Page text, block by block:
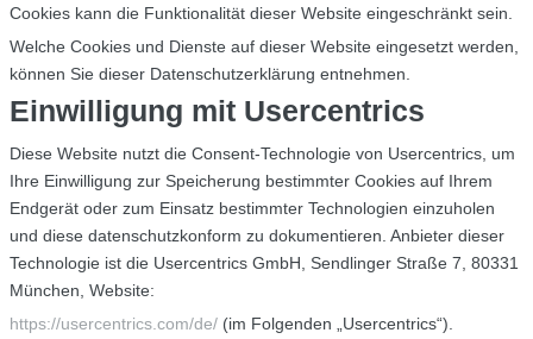
Cookies kann die Funktionalität dieser Website eingeschränkt sein.
Welche Cookies und Dienste auf dieser Website eingesetzt werden,
können Sie dieser Datenschutzerklärung entnehmen.
Einwilligung mit Usercentrics
Diese Website nutzt die Consent-Technologie von Usercentrics, um
Ihre Einwilligung zur Speicherung bestimmter Cookies auf Ihrem
Endgerät oder zum Einsatz bestimmter Technologien einzuholen
und diese datenschutzkonform zu dokumentieren. Anbieter dieser
Technologie ist die Usercentrics GmbH, Sendlinger Straße 7, 80331
München, Website:
https://usercentrics.com/de/(im Folgenden „Usercentrics“).